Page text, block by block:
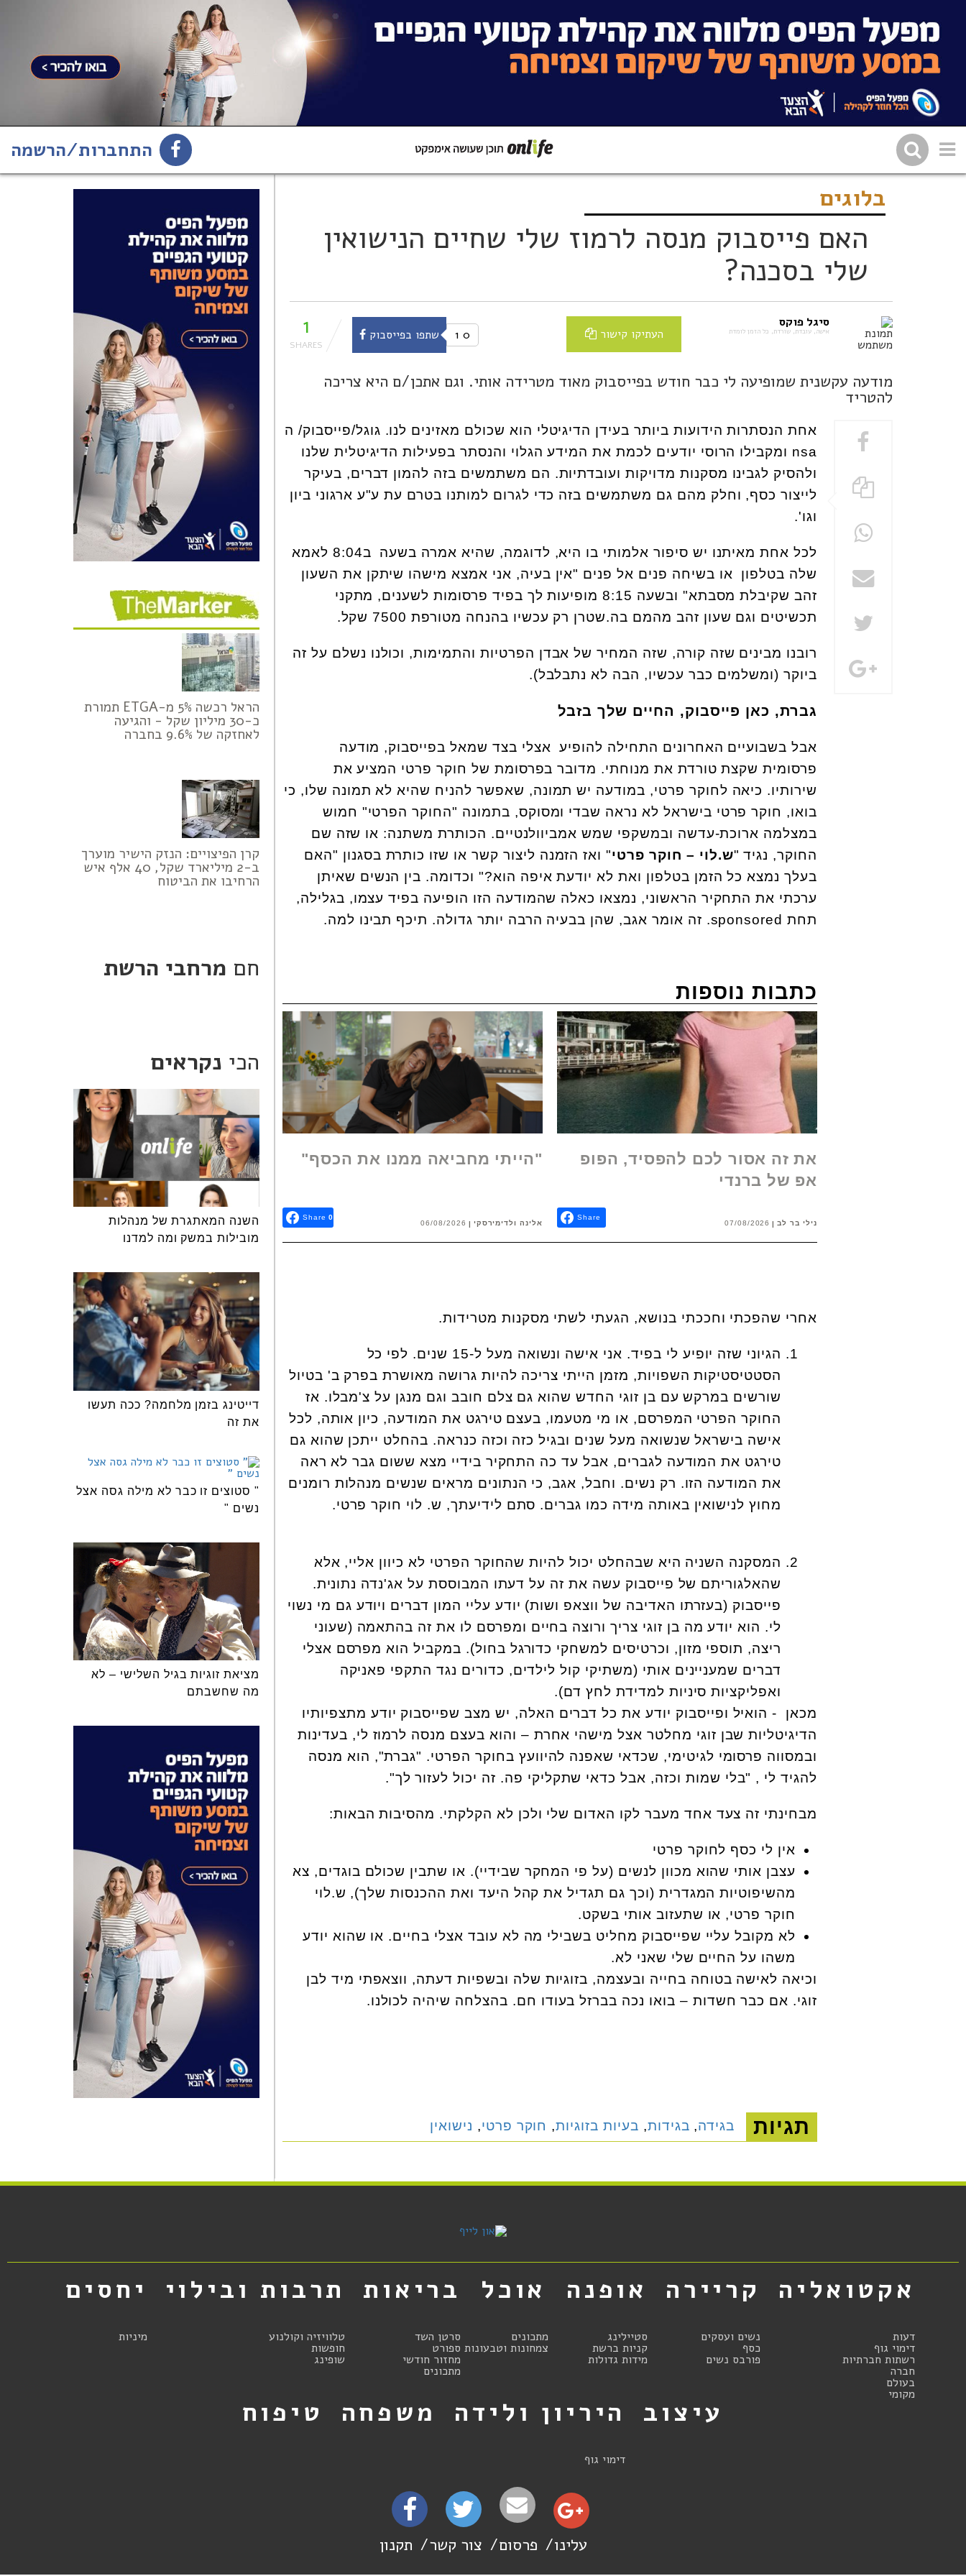
התחברות/הרשמה
שתפו בפייסבוק הירשמו לניוזלטר 1 בלוגים
האם פייסבוק מנסה לרמוז שלי שחיים הנישואין
שלי בסכנה?
סיגל פוקס
אישה, עובדת, שורדת, כל הזמן לומדת העתיקו קישור 0 שתפו בפייסבוק 1
מודעה עקשנית שמופיעה לי כבר חודש בפייסבוק מאוד מטרידה אותי. וגם אתכן/ם היא צריכה
להטריד
אחת הנסתרות הידועות ביותר בעידן הדיגיטלי הוא שכולם מאזינים לנו. גוגל/פייסבוק/ ה
nsa ומקבילו הרוסי יודעים לכמת את המידע הגלוי והנסתר בפעילות הדיגיטלית שלנו
ולהסיק לגבינו מסקנות מדויקות ועובדתיות. הם משתמשים בזה להמון דברים, בעיקר
לייצור כסף, וחלק מהם גם משתמשים בזה כדי לגרום למותנו בטרם עת ע"ע ארגוני ביון
וגו'.
לכל אחת מאיתנו יש סיפור אלמותי בו היא, לדוגמה, שהיא אמרה בשעה ב8:04 לאמא
שלה בטלפון או בשיחה פנים אל פנים "אין בעיה, אני אמצא מישהו שיתקן את השעון
זהב שקיבלת מסבתא" ובשעה 8:15 מופיעות לך בפיד פרסומות לשענים, מתקני
תכשיטים וגם שעון זהב מהמם בה.שטרן רק עכשיו בהנחה מטורפת 7500 שקל.
רובנו מבינים שזה קורה, שזה המחיר של אבדן הפרטיות והתמימות, וכולנו נשלם על זה
ביוקר (ומשלמים כבר עכשיו, הבה לא נתבלבל).
גברת, כאן פייסבוק, החיים שלך בזבל
אבל בשבועיים האחרונים התחילה להופיע אצלי בצד שמאל בפייסבוק, מודעה
פרסומית שקצת טורדת את מנוחתי. מדובר בפרסומת של חוקר פרטי המציע את
שירותיו. כיאה לחוקר פרטי, במודעה יש תמונה, שאפשר להניח שהיא לא תמונה שלו, כי
בואו, חוקר פרטי בישראל לא נראה שבדי ומסוקס, בתמונה "החוקר הפרטי" חמוש
במצלמה ארוכת-עדשה ובמשקפי שמש אמביוולנטיים. הכותרת משתנה: או שזה שם
החוקר, נגיד "ש.לוי – חוקר פרטי" ואז הזמנה ליצור קשר או שזו כותרת בסגנון "האם
בעלך נמצא כל הזמן בטלפון ואת לא יודעת איפה הוא?" וכדומה. בין הנשים שאיתן
ערכתי את התחקיר הראשוני, נמצאו כאלה שהמודעה הזו הופיעה בפיד עצמו, בגלילה,
תחת sponsored. זה אומר אגב, שהן בבעיה הרבה יותר גדולה. תיכף תבינו למה.
כתבות נוספות
את זה אסור לכם להפסיד, הפופ
אפ של ברנדי
נילי בר לב 07/08/2026
Share
"הייתי מחביאה ממנו את הכסף"
אלינה ולדימירסקי 06/08/2026
Share 0
אחרי שהפכתי וחככתי בנושא, הגעתי לשתי מסקנות מטרידות.
הגיוני שזה יופיע לי בפיד. אני אישה ונשואה מעל ל-15 שנים. לפי כל
הסטטיסטיקות השפויות, מזמן הייתי צריכה להיות גרושה מאושרת בפרק ב' בטיול
שורשים במרקש עם בן זוגי החדש שהוא גם צלם חובב וגם מנגן על צ'מבלו. אז
החוקר הפרטי המפרסם, או מי מטעמו, בעצם טירגט את המודעה, כיון אותה, לכל
אישה בישראל שנשואה מעל שנים ובגיל כזה וכזה כנראה. בהחלט ייתכן שהוא גם
טירגט את המודעה לגברים, אבל עד כה התחקיר בידיי מצא ששום גבר לא ראה
את המודעה הזו. רק נשים. וחבל, אגב, כי הנתונים מראים שנשים מנהלות רומנים
מחוץ לנישואין באותה מידה כמו גברים. סתם לידיעתך, ש. לוי חוקר פרטי.
המסקנה השניה היא שבהחלט יכול להיות שהחוקר הפרטי לא כיוון אליי, אלא
שהאלגוריתם של פייסבוק עשה את זה על דעתו המבוססת על אג'נדה נתונית.
פייסבוק (בעזרתו האדיבה של ווצאפ ושות) יודע עליי המון דברים ויודע גם מי נשוי
לי. הוא יודע מה בן זוגי צריך ורוצה בחיים ומפרסם לו את זה בהתאמה (שעוני
ריצה, תוספי מזון, וכרטיסים למשחקי כדורגל בחול). במקביל הוא מפרסם אצלי
דברים שמעניינים אותי (משתיקי קול לילדים, כדורים נגד התקפי פאניקה
ואפליקציות סיניות למדידת לחץ דם).
מכאן - הואיל ופייסבוק יודע את כל דברים האלה, יש מצב שפייסבוק יודע מתצפיותיו
הדיגיטליות שבן זוגי מחלטר אצל מישהי אחרת – והוא בעצם מנסה לרמוז לי, בעדינות
ובמסווה פרסומי לגיטימי, שכדאי שאפנה להיוועץ בחוקר הפרטי. "גברת", הוא מנסה
להגיד לי , "בלי שמות וכזה, אבל כדאי שתקליקי פה. זה יכול לעזור לך".
מבחינתי זה צעד אחד מעבר לקו האדום שלי ולכן לא הקלקתי. מהסיבות הבאות:
אין לי כסף לחוקר פרטי
עצבן אותי שהוא מכוון לנשים (על פי המחקר שבידיי). או שתבין שכולם בוגדים, צא
מהשיפוטיות המגדרית (וכך גם תגדיל את קהל היעד ואת ההכנסות שלך), ש.לוי
חוקר פרטי, או שתעזוב אותי בשקט.
לא מקובל עליי שפייסבוק מחליט בשבילי מה לא עובד אצלי בחיים. או שהוא יודע
משהו על החיים שלי שאני לא.
וכיאה לאישה בטוחה בחייה ובעצמה, בזוגיות שלה ובשפיות דעתה, ווצאפתי מיד לבן
זוגי. אם כבר חשדות – בואו נכה בברזל בעודו חם. בהצלחה שיהיה לכולנו.
תגיות בגידה, בגידות, בעיות בזוגיות, חוקר פרטי, נישואין
הראל רכשה 5% מ-ETGA תמורת
כ-30 מיליון שקל - והגיעה
לאחזקה של 9.6% בחברה
קרן הפיצויים: הנזק הישיר מוערך
ב-2 מיליארד שקל, 40 אלף איש
הרחיבו את הביטוח
חם מרחבי הרשת
הכי נקראים
השנה המאתגרת של מנהלות
מובילות במשק ומה למדנו
דייטינג בזמן מלחמה? ככה תעשו
את זה
" סטוצים זו כבר לא מילה גסה אצל
נשים "
מציאת זוגיות בגיל השלישי – לא
מה שחשבתם
אקטואליה
דעות
דימוי גוף
רשתות חברתיות
חברה
בעולם
מקומי
קריירה
נשים ועסקים
כסף
פורבס נשים
אופנה
סטיילינג
קניות ברשת
מידות גדולות
אוכל
מתכונים
צמחונות וטבעונות
בריאות
סרטן השד
ספורט
מחזור חודשי
מתכונים
תרבות ובילוי
טלוויזיה וקולנוע
חופשות
שופינג
יחסים
מיניות
עיצוב היריון ולידה
דימוי גוף
משפחה טיפוח
עלינו פרסום צור קשר תקנון